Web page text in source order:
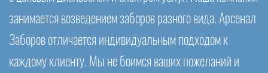
занимается возведением заборов разного вида. Арсенал
Заборов отличается индивидуальным подходом к
каждому клиенту. Мы не боимся ваших пожеланий и